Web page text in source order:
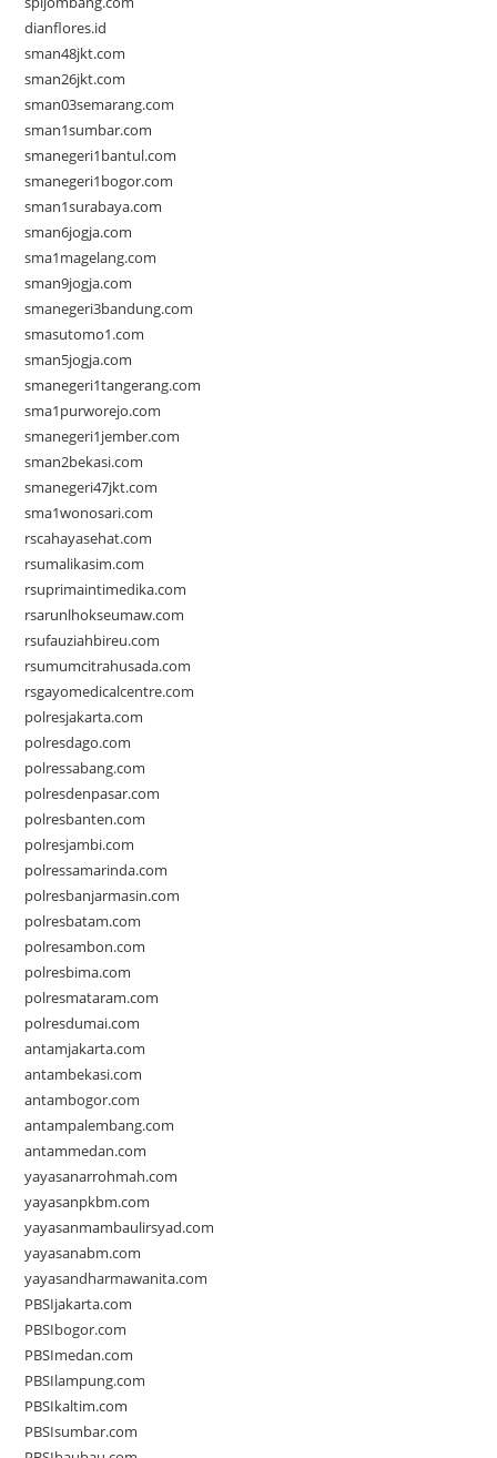
dianflores.id
sman48jkt.com
sman26jkt.com
sman03semarang.com
sman1sumbar.com
smanegeri1bantul.com
smanegeri1bogor.com
sman1surabaya.com
sman6jogja.com
sma1magelang.com
sman9jogja.com
smanegeri3bandung.com
smasutomo1.com
sman5jogja.com
smanegeri1tangerang.com
sma1purworejo.com
smanegeri1jember.com
sman2bekasi.com
smanegeri47jkt.com
sma1wonosari.com
rscahayasehat.com
rsumalikasim.com
rsuprimaintimedika.com
rsarunlhokseumaw.com
rsufauziahbireu.com
rsumumcitrahusada.com
rsgayomedicalcentre.com
polresjakarta.com
polresdago.com
polressabang.com
polresdenpasar.com
polresbanten.com
polresjambi.com
polressamarinda.com
polresbanjarmasin.com
polresbatam.com
polresambon.com
polresbima.com
polresmataram.com
polresdumai.com
antamjakarta.com
antambekasi.com
antambogor.com
antampalembang.com
antammedan.com
yayasanarrohmah.com
yayasanpkbm.com
yayasanmambaulirsyad.com
yayasanabm.com
yayasandharmawanita.com
PBSIjakarta.com
PBSIbogor.com
PBSImedan.com
PBSIlampung.com
PBSIkaltim.com
PBSIsumbar.com